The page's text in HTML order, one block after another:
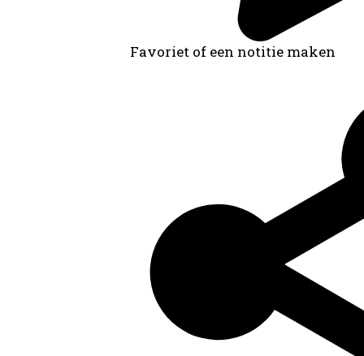
Favoriet of een notitie maken